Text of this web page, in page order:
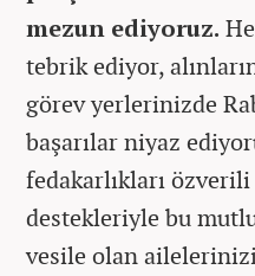
mezun ediyoruz.
tebrik ediyor,
görev yerlerinizde
başarılar niyaz
fedakarlıkları özverili
destekleriyle bu
vesile olan